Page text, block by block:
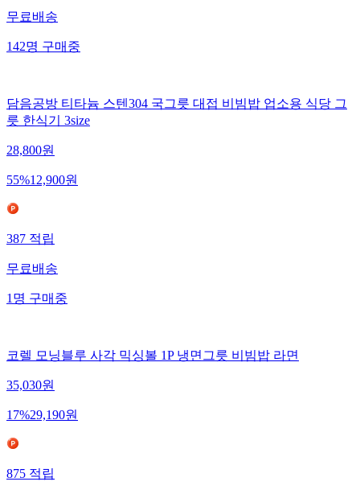
무료배송
142명구매중
담음공방 티타늄 스텐304 국그릇 대접 비빔밥 업소용 식당 그
릇 한식기 3size
28,800원
55%12,900원
387적립
무료배송
1명구매중
코렐 모닝블루 사각 믹싱볼 1P 냉면그릇 비빔밥 라면
35,030원
17%29,190원
875적립